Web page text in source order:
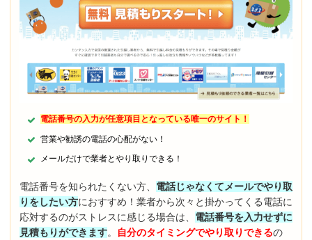
電話番号の入力が任意項目となっている唯一のサイト！
営業や勧誘の電話の心配がない！
メールだけで業者とやり取りできる！
電話番号を知られたくない方、 電話じゃなくてメールでやり取
りをしたい方におすすめ！業者から次々と掛かってくる電話に
応対するのがストレスに感じる場合は、 電話番号を入力せずに
見積もりができます。 自分のタイミングでやり取りできるの